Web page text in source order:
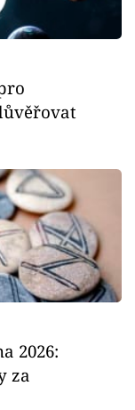
2026:
za